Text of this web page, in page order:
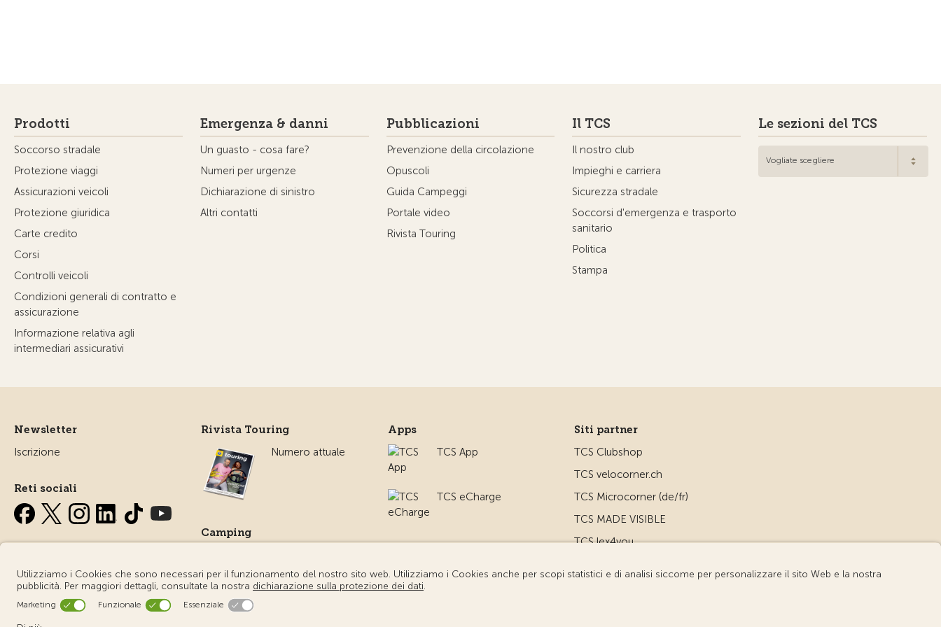
Prodotti
Soccorso stradale
Protezione viaggi
Assicurazioni veicoli
Protezione giuridica
Carte credito
Corsi
Controlli veicoli
Condizioni generali di contratto e
assicurazione
Informazione relativa agli
intermediari assicurativi
Emergenza & danni
Un guasto - cosa fare?
Numeri per urgenze
Dichiarazione di sinistro
Altri contatti
Pubblicazioni
Prevenzione della circolazione
Opuscoli
Guida Campeggi
Portale video
Rivista Touring
Il TCS
Il nostro club
Impieghi e carriera
Sicurezza stradale
Soccorsi d'emergenza e trasporto
sanitario
Politica
Stampa
Le sezioni del TCS
Vogliate scegliere
Newsletter
Iscrizione
Reti sociali
Rivista Touring
Numero attuale
Camping
campeggio
Apps
TCS App
TCS eCharge
Siti partner
TCS Clubshop
TCS velocorner.ch
TCS Microcorner (de/fr)
TCS MADE VISIBLE
TCS lex4you